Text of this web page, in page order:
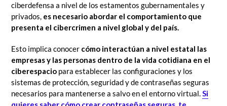
ciberdefensa a nivel de los estamentos gubernamentales y
privados, es necesario abordar el comportamiento que
presenta el cibercrimen a nivel global y del país.
Esto implica conocer cómo interactúan a nivel estatal las
empresas y las personas dentro de la vida cotidiana en el
ciberespacio para establecer las configuraciones y los
sistemas de protección, seguridad y de contraseñas seguras
necesarios para mantenerse a salvo en el entorno virtual. Si